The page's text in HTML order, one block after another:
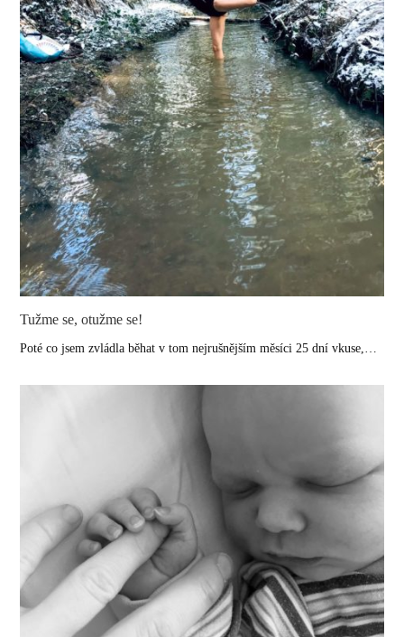
Tužme se, otužme se!
Poté co jsem zvládla běhat v tom nejrušnějším měsíci 25 dní vkuse,…